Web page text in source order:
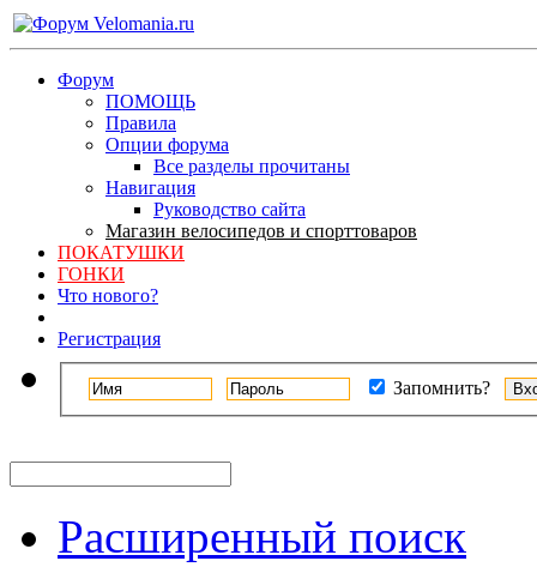
Форум
ПОМОЩЬ
Правила
Опции форума
Все разделы прочитаны
Навигация
Руководство сайта
Магазин велосипедов и спорттоваров
ПОКАТУШКИ
ГОНКИ
Что нового?
Регистрация
Запомнить?
Расширенный поиск